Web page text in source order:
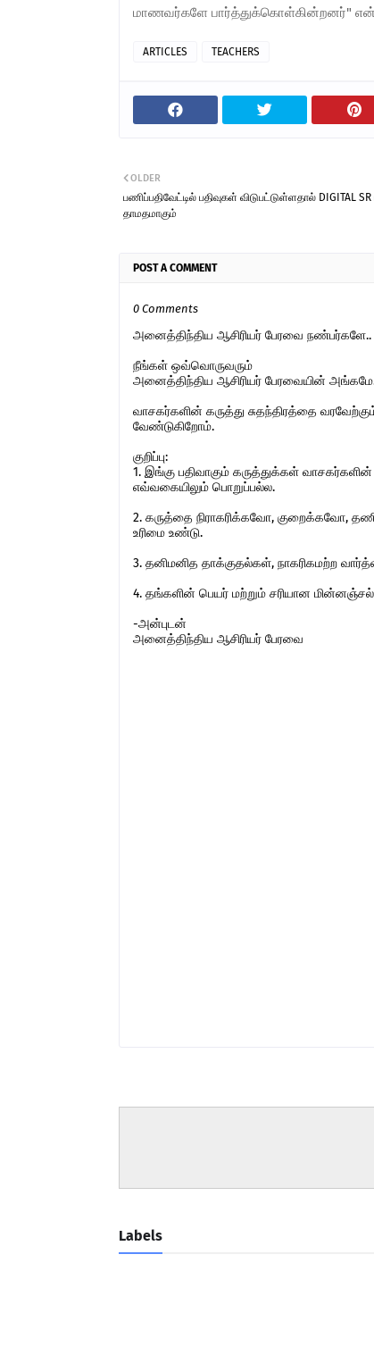
மாணவர்களே பார்த்துக்கொள்கின்றனர்"
ARTICLES TEACHERS
OLDER
பணிப்பதிவேட்டில் பதிவுகள் விடுபட்டுள்ளதால் DIGITAL
தாமதமாகும்
POST A COMMENT
0 Comments
அனைத்திந்திய ஆசிரியர் பேரவை நண்பர்களே..
நீங்கள் ஒவ்வொருவரும்
அனைத்திந்திய ஆசிரியர் பேரவையின்
வாசகர்களின் கருத்து சுதந்திரத்தை
வேண்டுகிறோம்.
குறிப்பு:
1. இங்கு பதிவாகும் கருத்துக்கள்
எவ்வகையிலும் பொறுப்பல்ல.
2. கருத்தை நிராகரிக்கவோ, குறைக்கவோ,
உரிமை உண்டு.
3. தனிமனித தாக்குதல்கள், நாகரிகமற்ற
4. தங்களின் பெயர் மற்றும் சரியான
-அன்புடன்
அனைத்திந்திய ஆசிரியர் பேரவை
Labels